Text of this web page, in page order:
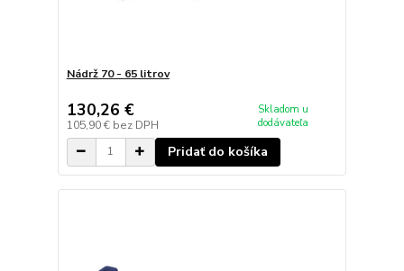
Nádrž 70 - 65 litrov
130,26 €
105,90 € bez DPH
Skladom u
dodávateľa
Pridať do košíka